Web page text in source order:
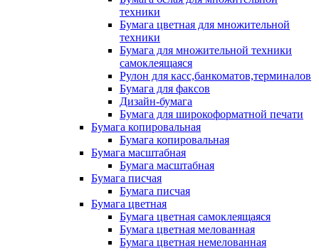
техники
Бумага цветная для множительной
техники
Бумага для множительной техники
самоклеящаяся
Рулон для касс,банкоматов,терминалов
Бумага для факсов
Дизайн-бумага
Бумага для широкоформатной печати
Бумага копировальная
Бумага копировальная
Бумага масштабная
Бумага масштабная
Бумага писчая
Бумага писчая
Бумага цветная
Бумага цветная самоклеящаяся
Бумага цветная мелованная
Бумага цветная немелованная